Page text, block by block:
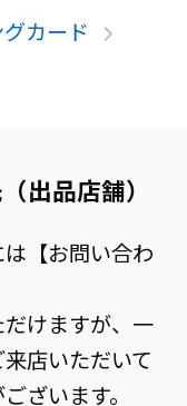
カード
出品店舗）
【お問い合わ
けますが、一
店いただいて
ざいます。